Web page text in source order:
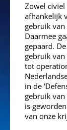
Zowel
afhankelijk
gebruik
Daarmee
gepaard.
gebruik
tot
in de
gebruik
is
van onze